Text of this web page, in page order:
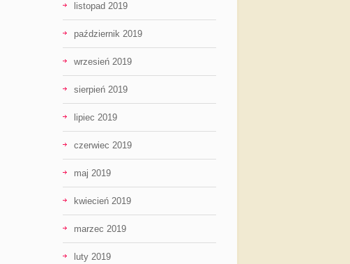
listopad 2019
październik 2019
wrzesień 2019
sierpień 2019
lipiec 2019
czerwiec 2019
maj 2019
kwiecień 2019
marzec 2019
luty 2019